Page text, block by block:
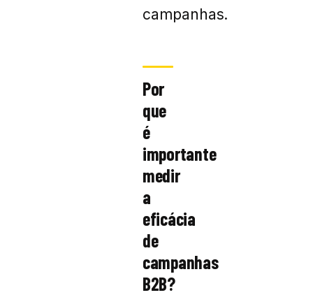
campanhas.
Por
que
é
importante
medir
a
eficácia
de
campanhas
B2B?